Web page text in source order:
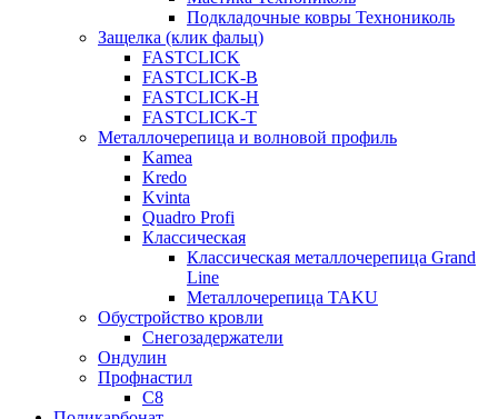
Подкладочные ковры Технониколь
Защелка (клик фальц)
FASTCLICK
FASTCLICK-B
FASTCLICK-H
FASTCLICK-T
Металлочерепица и волновой профиль
Kamea
Kredo
Kvinta
Quadro Profi
Классическая
Классическая металлочерепица Grand
Line
Металлочерепица TAKU
Обустройство кровли
Снегозадержатели
Ондулин
Профнастил
С8